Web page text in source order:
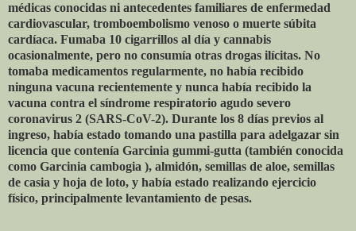
médicas conocidas ni antecedentes familiares de enfermedad
cardiovascular, tromboembolismo venoso o muerte súbita
cardíaca. Fumaba 10 cigarrillos al día y cannabis
ocasionalmente, pero no consumía otras drogas ilícitas. No
tomaba medicamentos regularmente, no había recibido
ninguna vacuna recientemente y nunca había recibido la
vacuna contra el síndrome respiratorio agudo severo
coronavirus 2 (SARS-CoV-2). Durante los 8 días previos al
ingreso, había estado tomando una pastilla para adelgazar sin
licencia que contenía Garcinia gummi-gutta (también conocida
como Garcinia cambogia ), almidón, semillas de aloe, semillas
de casia y hoja de loto, y había estado realizando ejercicio
físico, principalmente levantamiento de pesas.